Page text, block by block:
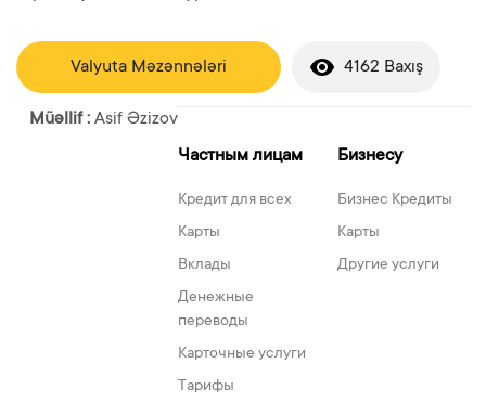
Valyuta Məzənnələri 4162 Baxış
Müəllif : Asif Əzizov
Частным лицам
Кредит для всех
Карты
Вклады
Денежные
переводы
Карточные услуги
Тарифы
Бизнесу
Бизнес Кредиты
Карты
Другие услуги